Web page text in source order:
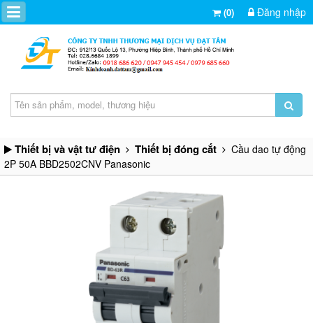
(0) Đăng nhập
Thiết bị và vật tư điện Thiết bị đóng cắt
Cầu dao tự động
2P 50A BBD2502CNV Panasonic